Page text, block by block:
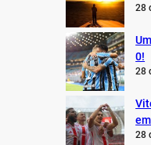
28
0!
28
28